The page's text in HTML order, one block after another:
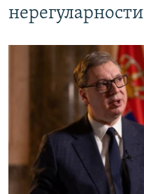
нерегуларности